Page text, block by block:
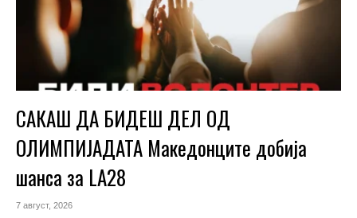
САКАШ ДА БИДЕШ ДЕЛ ОД
ОЛИМПИЈАДАТА Македонците добија
шанса за LA28
7 август, 2026